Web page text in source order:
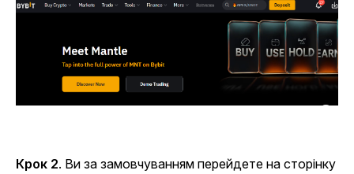
Крок 2. Ви за замовчуванням перейдете на сторінку